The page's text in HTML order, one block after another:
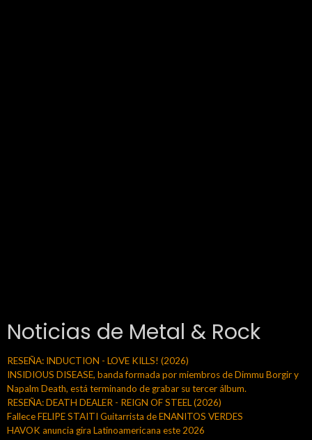
Noticias de Metal & Rock
RESEÑA: INDUCTION - LOVE KILLS! (2026)
INSIDIOUS DISEASE, banda formada por miembros de Dimmu Borgir y
Napalm Death, está terminando de grabar su tercer álbum.
RESEÑA: DEATH DEALER - REIGN OF STEEL (2026)
Fallece FELIPE STAITI Guitarrista de ENANITOS VERDES
HAVOK anuncia gira Latinoamericana este 2026